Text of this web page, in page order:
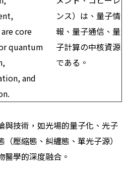
core
quantum
and
ンス）は、量子情
報、量子通信、量
子計算の中核資源
である。
與技術，如光場的量子化、光子
壓縮態、糾纏態、單光子源）
醫學的深度融合。